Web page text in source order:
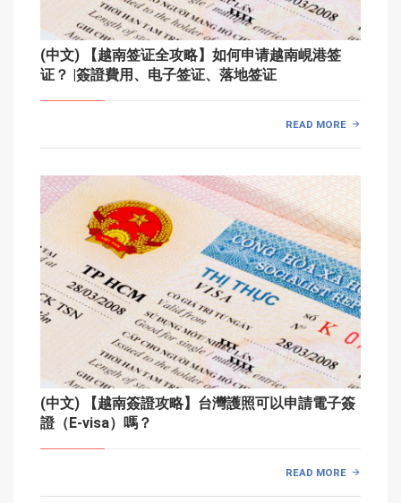
(中文) 【越南签证全攻略】如何申请越南峴港签
证？ |簽證費用、电子签证、落地签证
READ MORE
(中文) 【越南簽證攻略】台灣護照可以申請電子簽
證（E-visa）嗎？
READ MORE